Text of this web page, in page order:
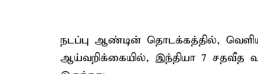
நடப்பு ஆண்டின் தொடக்கத்தில்,
ஆய்வறிக்கையில், இந்தியா 7 சதவீத